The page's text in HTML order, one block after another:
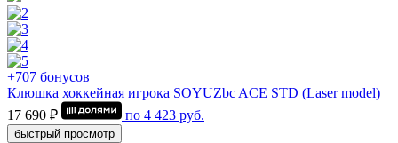
+707 бонусов
Клюшка хоккейная игрока SOYUZbc ACE STD (Laser model)
17 690 ₽
по 4 423 руб.
быстрый просмотр